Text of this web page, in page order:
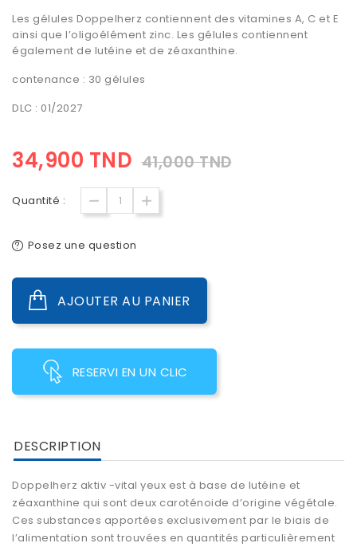
Les gélules Doppelherz contiennent des vitamines A, C et E
ainsi que l’oligoélément zinc. Les gélules contiennent
également de lutéine et de zéaxanthine.
contenance : 30 gélules
DLC : 01/2027
34,900 TND 41,000 TND
Quantité :
Posez une question
AJOUTER AU PANIER
RESERVI EN UN CLIC
DESCRIPTION
Doppelherz aktiv -vital yeux est à base de lutéine et
zéaxanthine qui sont deux caroténoide d’origine végétale.
Ces substances apportées exclusivement par le biais de
l’alimentation sont trouvées en quantités particulièrement